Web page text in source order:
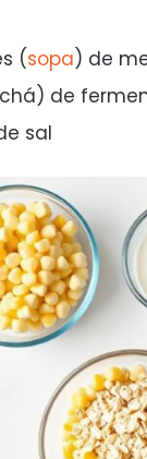
(sopa) de
de
sal